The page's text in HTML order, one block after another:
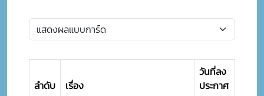
ลำดับ เรื่อง
วันที่ลง
ประกาศ